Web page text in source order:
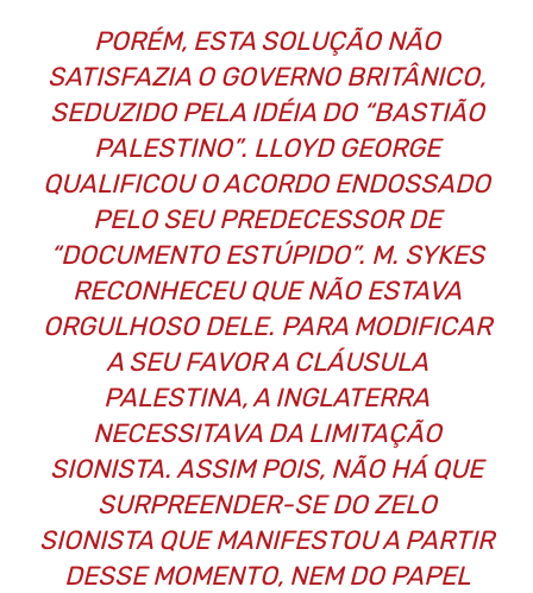
PORÉM, ESTA SOLUÇÃO NÃO
SATISFAZIA O GOVERNO BRITÂNICO,
SEDUZIDO PELA IDÉIA DO “BASTIÃO
PALESTINO”. LLOYD GEORGE
QUALIFICOU O ACORDO ENDOSSADO
PELO SEU PREDECESSOR DE
“DOCUMENTO ESTÚPIDO”. M. SYKES
RECONHECEU QUE NÃO ESTAVA
ORGULHOSO DELE. PARA MODIFICAR
A SEU FAVOR A CLÁUSULA
PALESTINA, A INGLATERRA
NECESSITAVA DA LIMITAÇÃO
SIONISTA. ASSIM POIS, NÃO HÁ QUE
SURPREENDER-SE DO ZELO
SIONISTA QUE MANIFESTOU A PARTIR
DESSE MOMENTO, NEM DO PAPEL